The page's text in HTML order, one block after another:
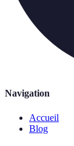
Navigation
Accueil
Blog